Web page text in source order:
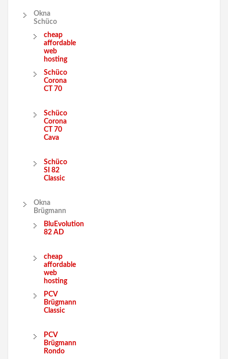
Okna
Schüco
cheap
affordable
web
hosting
Schüco
Corona
CT 70
Schüco
Corona
CT 70
Cava
Schüco
SI 82
Classic
Okna
Brügmann
BluEvolution
82 AD
cheap
affordable
web
hosting
PCV
Brügmann
Classic
PCV
Brügmann
Rondo